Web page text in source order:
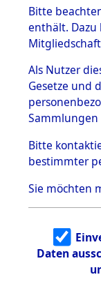
BESTÄNDE
1.
mente
5.
5.3
5.3.1
zu
en
5.3.2
g
5.3.3
Bitte
enthält. Dazu
Als Nutzer
Gesetze und
Bitte
bestimmter
Sie möchten
Daten